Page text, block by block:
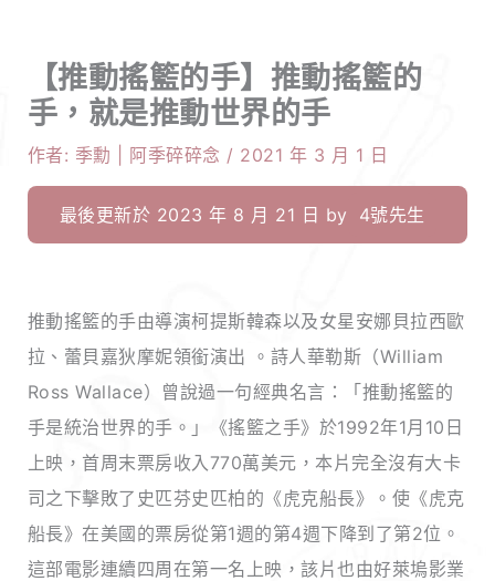
【推動搖籃的手】推動搖籃的
手，就是推動世界的手
作者: 季勳 | 阿季碎碎念 / 2021 年 3 月 1 日
最後更新於 2023 年 8 月 21 日 by 4號先生
推動搖籃的手由導演柯提斯韓森以及女星安娜貝拉西歐
拉、蕾貝嘉狄摩妮領銜演出 。詩人華勒斯（William
Ross Wallace）曾說過一句經典名言：「推動搖籃的
手是統治世界的手。」《搖籃之手》於1992年1月10日
上映，首周末票房收入770萬美元，本片完全沒有大卡
司之下擊敗了史匹芬史匹柏的《虎克船長》。使《虎克
船長》在美國的票房從第1週的第4週下降到了第2位。
這部電影連續四周在第一名上映，該片也由好萊塢影業